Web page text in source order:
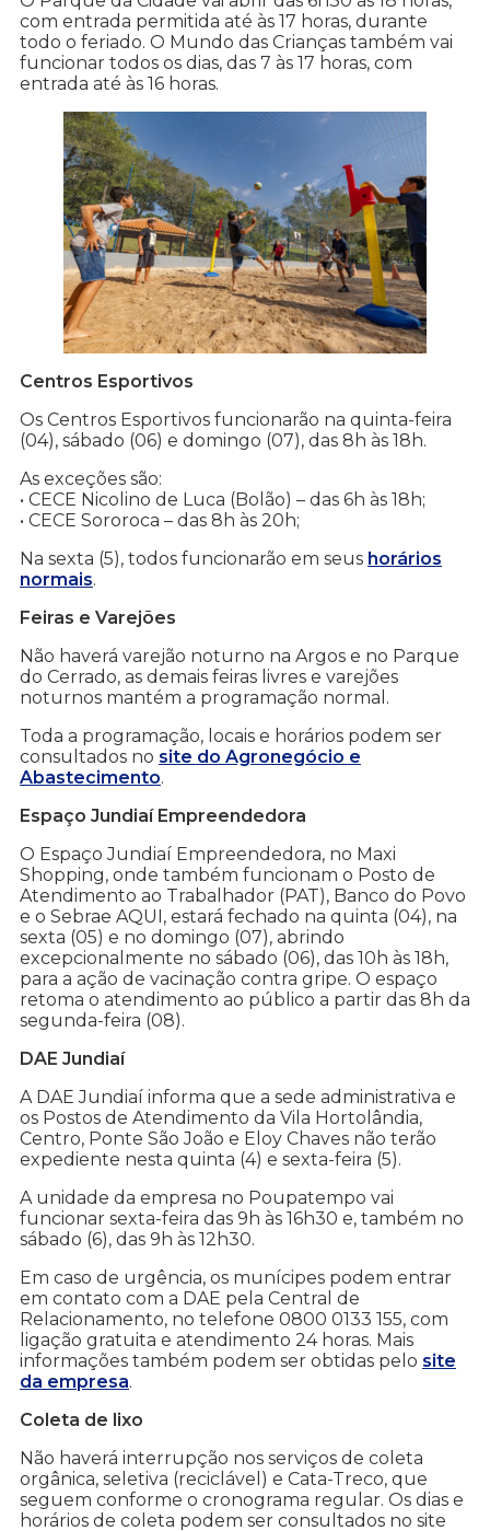
com entrada permitida até às 17 horas, durante
todo o feriado. O Mundo das Crianças também vai
funcionar todos os dias, das 7 às 17 horas, com
entrada até às 16 horas.
Centros Esportivos
Os Centros Esportivos funcionarão na quinta-feira
(04), sábado (06) e domingo (07), das 8h às 18h.
As exceções são:
• CECE Nicolino de Luca (Bolão) – das 6h às 18h;
• CECE Sororoca – das 8h às 20h;
Na sexta (5), todos funcionarão em seus horários
normais.
Feiras e Varejões
Não haverá varejão noturno na Argos e no Parque
do Cerrado, as demais feiras livres e varejões
noturnos mantém a programação normal.
Toda a programação, locais e horários podem ser
consultados no site do Agronegócio e
Abastecimento.
Espaço Jundiaí Empreendedora
O Espaço Jundiaí Empreendedora, no Maxi
Shopping, onde também funcionam o Posto de
Atendimento ao Trabalhador (PAT), Banco do Povo
e o Sebrae AQUI, estará fechado na quinta (04), na
sexta (05) e no domingo (07), abrindo
excepcionalmente no sábado (06), das 10h às 18h,
para a ação de vacinação contra gripe. O espaço
retoma o atendimento ao público a partir das 8h da
segunda-feira (08).
DAE Jundiaí
A DAE Jundiaí informa que a sede administrativa e
os Postos de Atendimento da Vila Hortolândia,
Centro, Ponte São João e Eloy Chaves não terão
expediente nesta quinta (4) e sexta-feira (5).
A unidade da empresa no Poupatempo vai
funcionar sexta-feira das 9h às 16h30 e, também no
sábado (6), das 9h às 12h30.
Em caso de urgência, os munícipes podem entrar
em contato com a DAE pela Central de
Relacionamento, no telefone 0800 0133 155, com
ligação gratuita e atendimento 24 horas. Mais
informações também podem ser obtidas pelo site
da empresa.
Coleta de lixo
Não haverá interrupção nos serviços de coleta
orgânica, seletiva (reciclável) e Cata-Treco, que
seguem conforme o cronograma regular. Os dias e
horários de coleta podem ser consultados no site